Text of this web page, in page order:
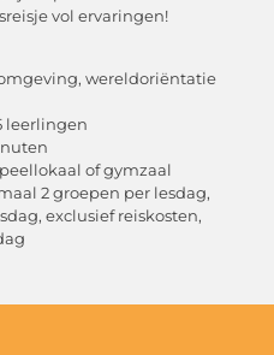
vol ervaringen!
wereldoriëntatie
leerlingen
of gymzaal
2 groepen per lesdag,
exclusief reiskosten,